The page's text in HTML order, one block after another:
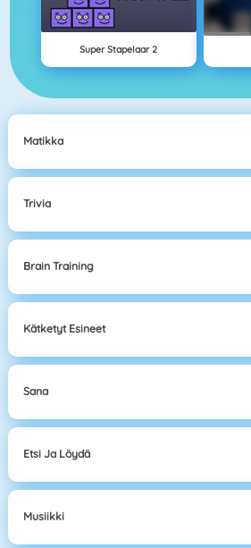
Super Stapelaar 2
Matikka
Trivia
Brain Training
Kätketyt Esineet
Sana
Etsi Ja Löydä
Musiikki